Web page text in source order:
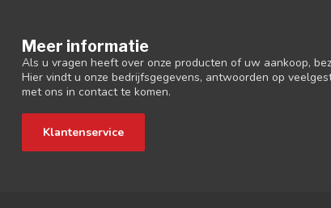
Meer informatie
Als u vragen heeft over onze producten of uw aankoop,
Hier vindt u onze bedrijfsgegevens, antwoorden op
met ons in contact te komen.
Klantenservice